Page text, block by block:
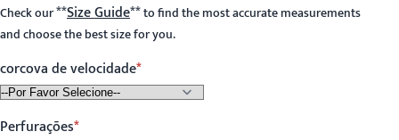
Check our**Size Guide**to find the most accurate measurements
and choose the best size for you.
corcova de velocidade
Perfurações